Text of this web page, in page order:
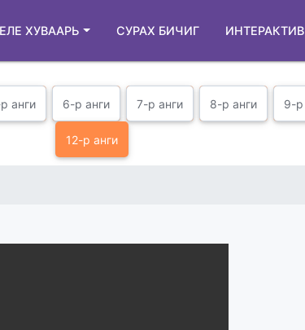
ХУВААРЬ СУРАХ БИЧИГ
анги 6-р анги 7-р анги 8-р анги 9-р
12-р анги